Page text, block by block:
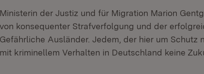
Ministerin der Justiz und für Migration Marion
von konsequenter Strafverfolgung und der
Gefährliche Ausländer. Jedem, der hier um Schutz
mit kriminellem Verhalten in Deutschland keine